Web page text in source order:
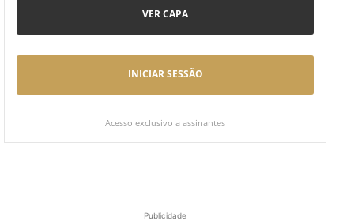
VER CAPA
INICIAR SESSÃO
Acesso exclusivo a assinantes
Publicidade